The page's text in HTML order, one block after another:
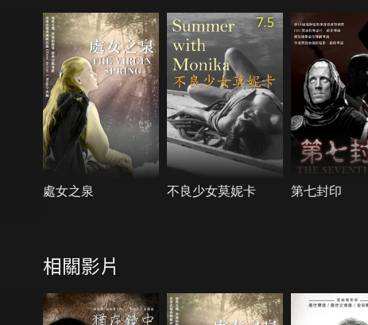
處女之泉
7.5
不良少女莫妮卡 第七封印
相關影片